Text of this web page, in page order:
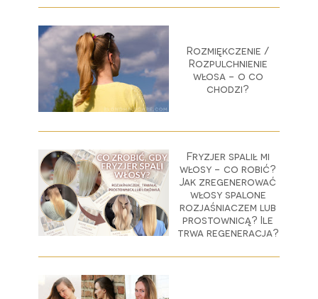
Rozmiękczenie /
Rozpulchnienie
włosa - o co
chodzi?
Fryzjer spalił mi
włosy - co robić?
Jak zregenerować
włosy spalone
rozjaśniaczem lub
prostownicą? Ile
trwa regeneracja?